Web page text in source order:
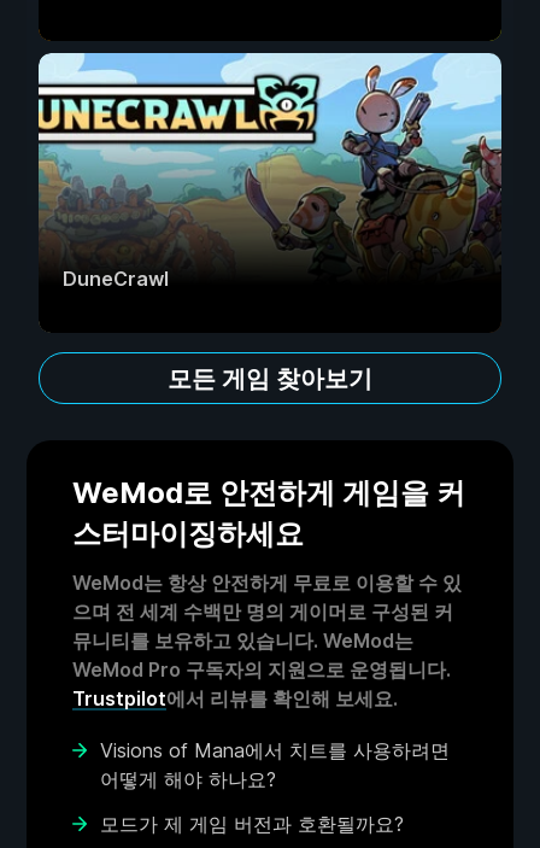
DuneCrawl
모든 게임 찾아보기
WeMod로 안전하게 게임을 커
스터마이징하세요
WeMod는 항상 안전하게 무료로 이용할 수 있
으며 전 세계 수백만 명의 게이머로 구성된 커
뮤니티를 보유하고 있습니다. WeMod는
WeMod Pro 구독자의 지원으로 운영됩니다.
Trustpilot에서 리뷰를 확인해 보세요.
Visions of Mana에서 치트를 사용하려면
어떻게 해야 하나요?
모드가 제 게임 버전과 호환될까요?